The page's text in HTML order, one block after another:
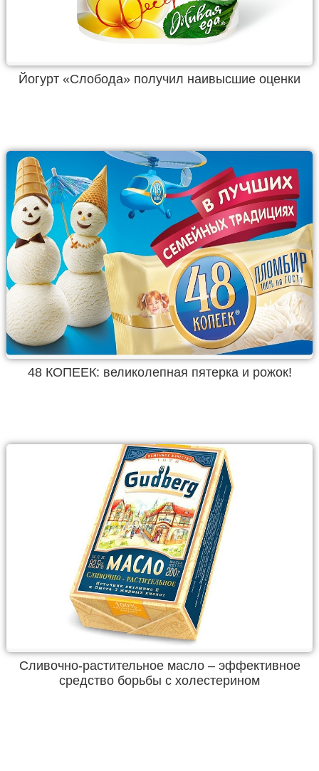
Йогурт «Слобода» получил наивысшие оценки
48 КОПЕЕК: великолепная пятерка и рожок!
Сливочно-растительное масло – эффективное
средство борьбы с холестерином